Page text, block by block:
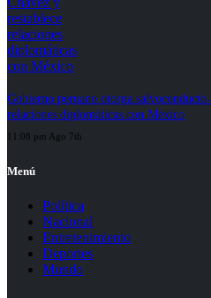
Gobierno peruano otorga salvoconducto
relaciones diplomáticas con México
11:08 pm Ago 7th
Menú
Política
Nacional
Entretenimiento
Deportes
Mundo